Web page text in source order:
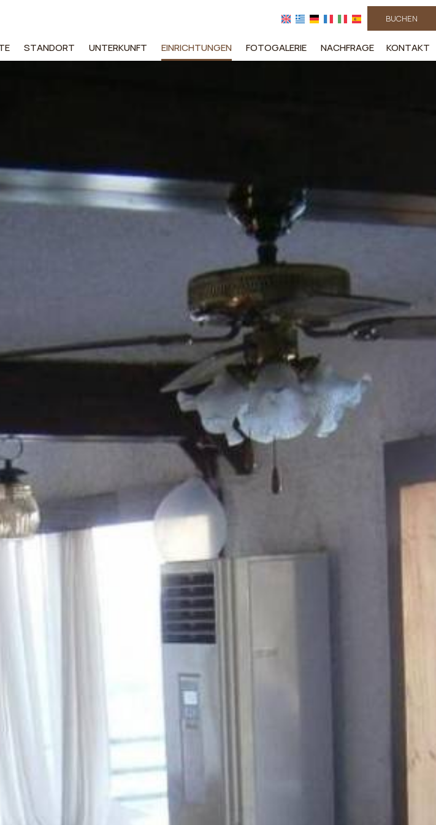
BUCHEN
STANDORT UNTERKUNFT EINRICHTUNGEN FOTOGALERIE NACHFRAGE KONTAKT